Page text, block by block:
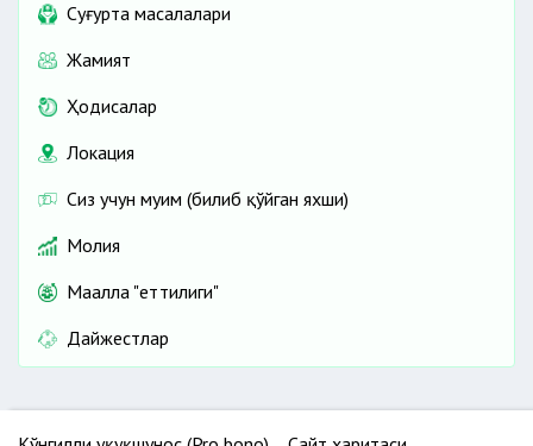
Cуғурта масалалари
Жамият
Ҳодисалар
Локация
Сиз учун муҳим (билиб қўйган яхши)
Молия
Маҳалла "еттилиги"
Дайжестлар